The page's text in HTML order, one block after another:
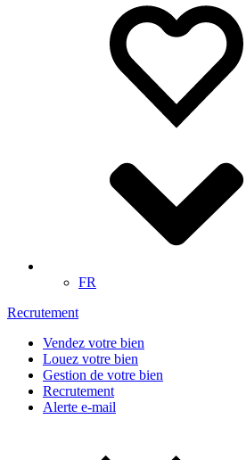
FR
Recrutement
Vendez votre bien
Louez votre bien
Gestion de votre bien
Recrutement
Alerte e-mail